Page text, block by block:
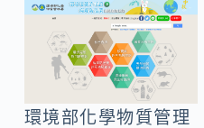
環境部化學物質管理